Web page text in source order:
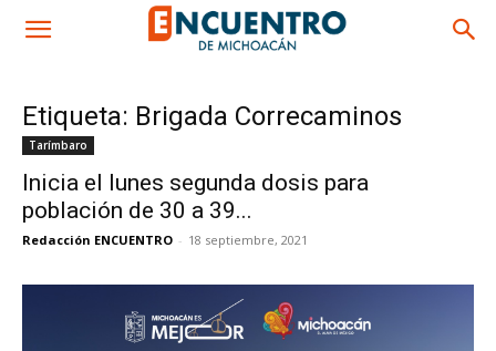
Etiqueta: Brigada Correcaminos
Tarímbaro
Inicia el lunes segunda dosis para
población de 30 a 39...
Redacción ENCUENTRO - 18 septiembre, 2021